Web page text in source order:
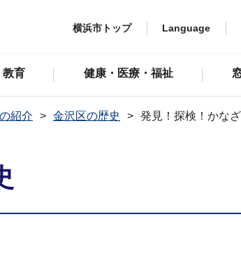
横浜市トップ Language
教育 健康・医療・福祉
紹介 金沢区の歴史 発見！探検！かな